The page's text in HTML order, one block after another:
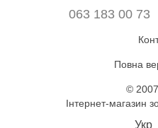
063 183 00 73
Повна
©
Інтернет-магазин
Укр